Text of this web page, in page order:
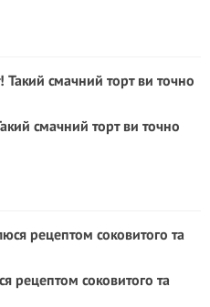
смачний торт ви точно
рецептом соковитого та